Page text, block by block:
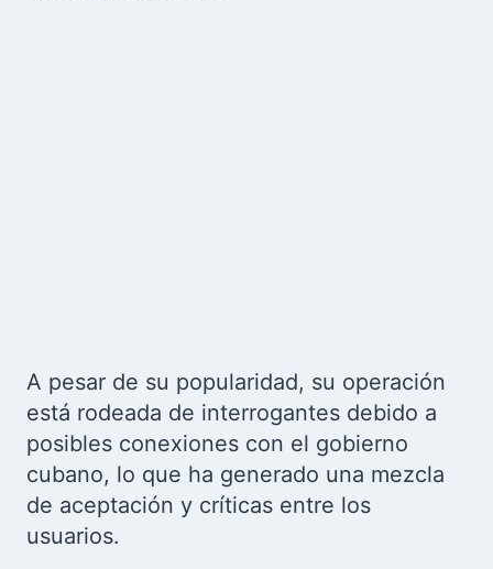
A pesar de su popularidad, su operación
está rodeada de interrogantes debido a
posibles conexiones con el gobierno
cubano, lo que ha generado una mezcla
de aceptación y críticas entre los
usuarios.